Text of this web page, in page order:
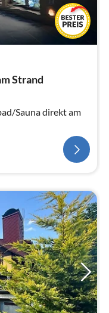
Strand
Sauna direkt am